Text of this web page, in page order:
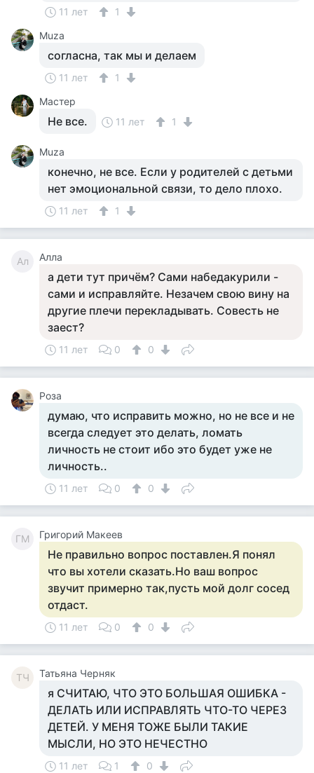
11 лет
1
Muza
согласна, так мы и делаем
11 лет
1
Мастер
Не все. 11 лет 1
Muza
конечно, не все. Если у родителей с детьми
нет эмоциональной связи, то дело плохо.
11 лет 1
Ал Алла
а дети тут причём? Сами набедакурили -
сами и исправляйте. Незачем свою вину на
другие плечи перекладывать. Совесть не
заест?
11 лет 0 0
Роза
думаю, что исправить можно, но не все и не
всегда следует это делать, ломать
личность не стоит ибо это будет уже не
личность..
11 лет 0 0
ГМ Григорий Макеев
Не правильно вопрос поставлен.Я понял
что вы хотели сказать.Но ваш вопрос
звучит примерно так,пусть мой долг сосед
отдаст.
11 лет 0 0
ТЧ Татьяна Черняк
я СЧИТАЮ, ЧТО ЭТО БОЛЬШАЯ ОШИБКА -
ДЕЛАТЬ ИЛИ ИСПРАВЛЯТЬ ЧТО-ТО ЧЕРЕЗ
ДЕТЕЙ. У МЕНЯ ТОЖЕ БЫЛИ ТАКИЕ
МЫСЛИ, НО ЭТО НЕЧЕСТНО
11 лет 1 0